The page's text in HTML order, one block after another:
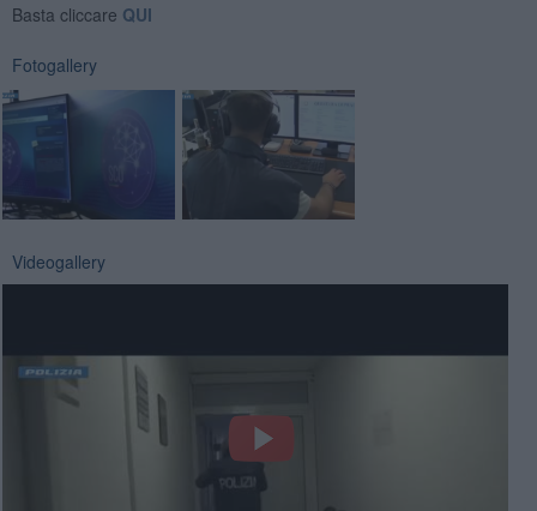
Basta cliccare QUI
Fotogallery
Videogallery